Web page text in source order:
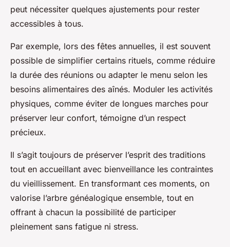
peut nécessiter quelques ajustements pour rester
accessibles à tous.
Par exemple, lors des fêtes annuelles, il est souvent
possible de simplifier certains rituels, comme réduire
la durée des réunions ou adapter le menu selon les
besoins alimentaires des aînés. Moduler les activités
physiques, comme éviter de longues marches pour
préserver leur confort, témoigne d’un respect
précieux.
Il s’agit toujours de préserver l’esprit des traditions
tout en accueillant avec bienveillance les contraintes
du vieillissement. En transformant ces moments, on
valorise l’arbre généalogique ensemble, tout en
offrant à chacun la possibilité de participer
pleinement sans fatigue ni stress.